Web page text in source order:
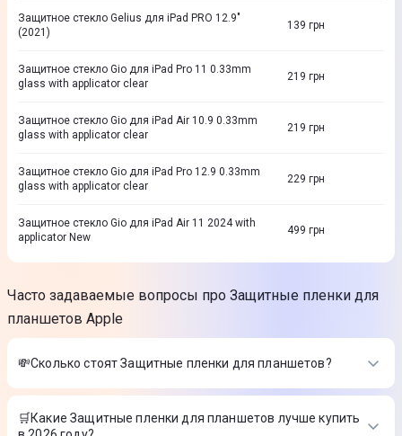
Защитное стекло Gelius для iPad PRO 12.9"
(2021)
139 грн
Защитное стекло Gio для iPad Pro 11 0.33mm
glass with applicator clear
219 грн
Защитное стекло Gio для iPad Air 10.9 0.33mm
glass with applicator clear
219 грн
Защитное стекло Gio для iPad Pro 12.9 0.33mm
glass with applicator clear
229 грн
Защитное стекло Gio для iPad Air 11 2024 with
applicator New
499 грн
Часто задаваемые вопросы про Защитные пленки для
планшетов Apple
💸Сколько стоят Защитные пленки для планшетов?
Стоимость товаров в категории Защитные пленки для
планшетов в интернет-магазине Цитрус
🛒Какие Защитные пленки для планшетов лучше купить